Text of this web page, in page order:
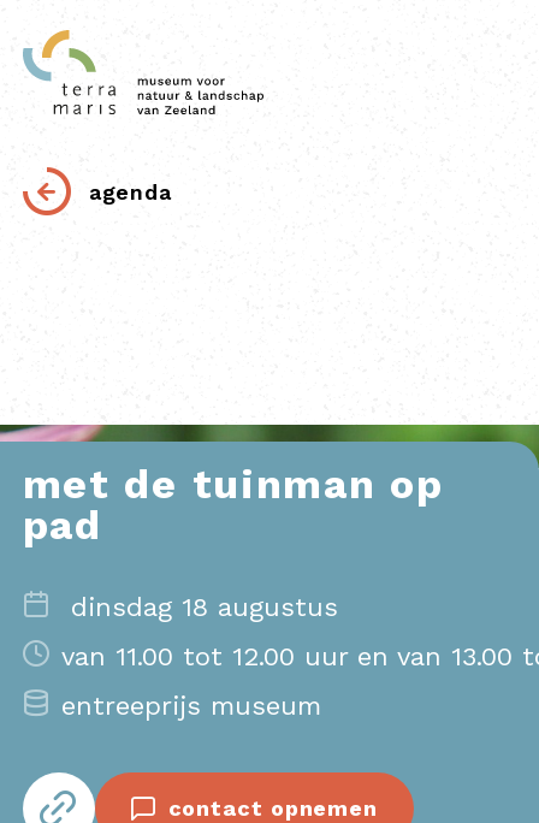
agenda
met de tuinman op
pad
dinsdag 18 augustus
van 11.00 tot 12.00 uur en van 13.00
entreeprijs museum
contact opnemen